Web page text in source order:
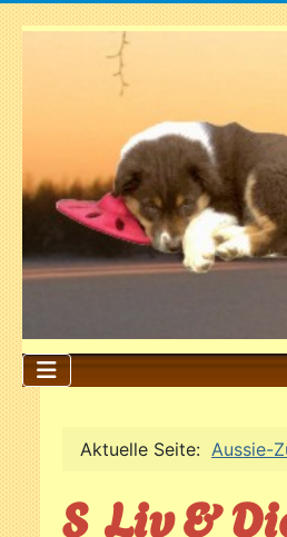
Aktuelle Seite: Aussie-
S_Liv &